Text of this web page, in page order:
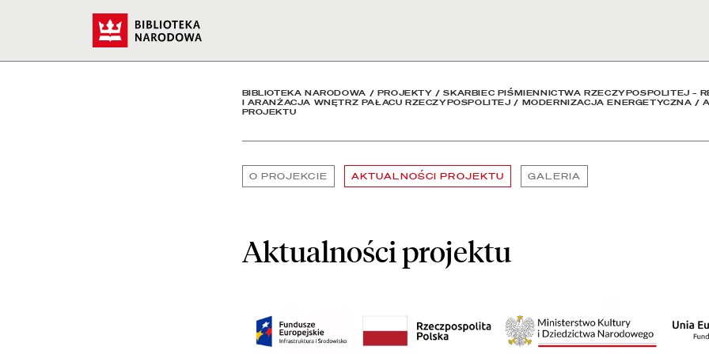
Aktualności projektu - Biblioteka Narodowa
BIBLIOTEKA NARODOWA / PROJEKTY /SKARBIEC PIŚMIENNICTWA RZECZYPOSPOLITEJ –
I ARANŻACJA WNĘTRZ PAŁACU RZECZYPOSPOLITEJ / MODERNIZACJA ENERGETYCZNA /
PROJEKTU
O PROJEKCIE AKTUALNOŚCI PROJEKTU GALERIA
Aktualności projektu